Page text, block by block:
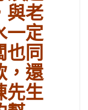
與老
一定
也同
，還
先生